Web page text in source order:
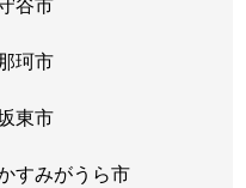
珂市
東市
すみがうら市